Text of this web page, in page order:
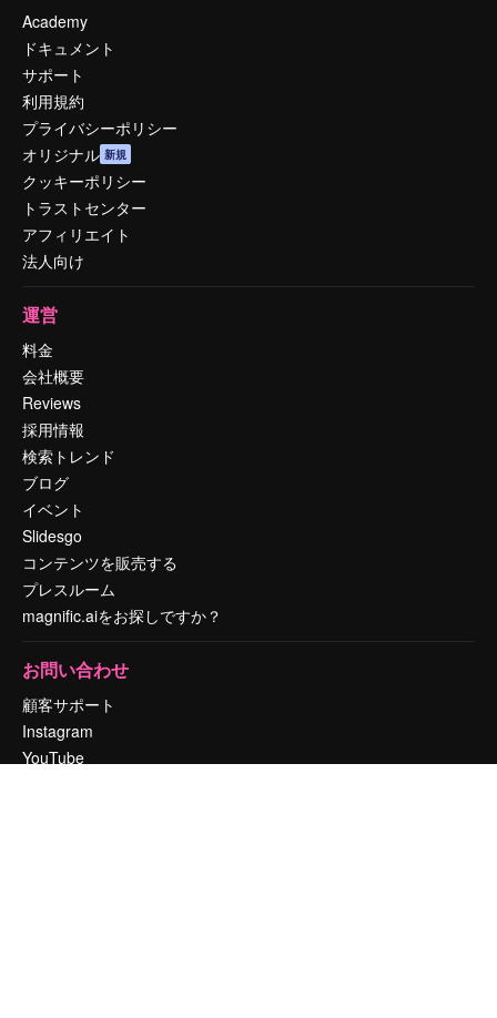
Academy
ドキュメント
サポート
利用規約
プライバシーポリシー
オリジナル 新規
クッキーポリシー
トラストセンター
アフィリエイト
法人向け
運営
料金
会社概要
Reviews
採用情報
検索トレンド
ブログ
イベント
Slidesgo
コンテンツを販売する
プレスルーム
magnific.aiをお探しですか？
お問い合わせ
顧客サポート
Instagram
YouTube